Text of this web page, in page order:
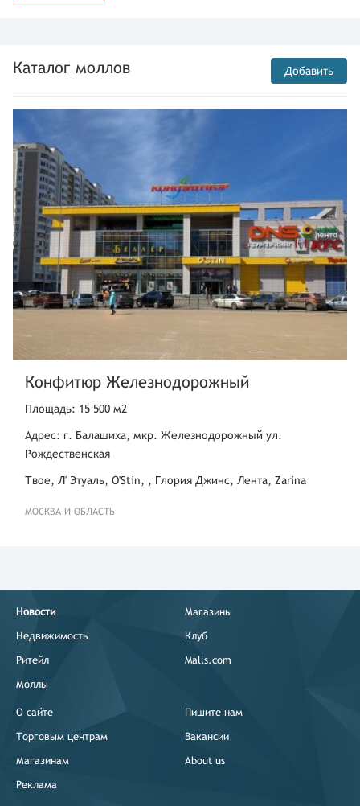
Каталог моллов Добавить
Конфитюр Железнодорожный
Площадь: 15 500 м2
Адрес: г. Балашиха, мкр. Железнодорожный ул.
Рождественская
Твое, Л' Этуаль, O'Stin, , Глория Джинс, Лента, Zarina
МОСКВА И ОБЛАСТЬ
Новости
Недвижимость
Ритейл
Моллы
Магазины
Клуб
Malls.com
О сайте
Торговым центрам
Магазинам
Реклама
Пишите нам
Вакансии
About us